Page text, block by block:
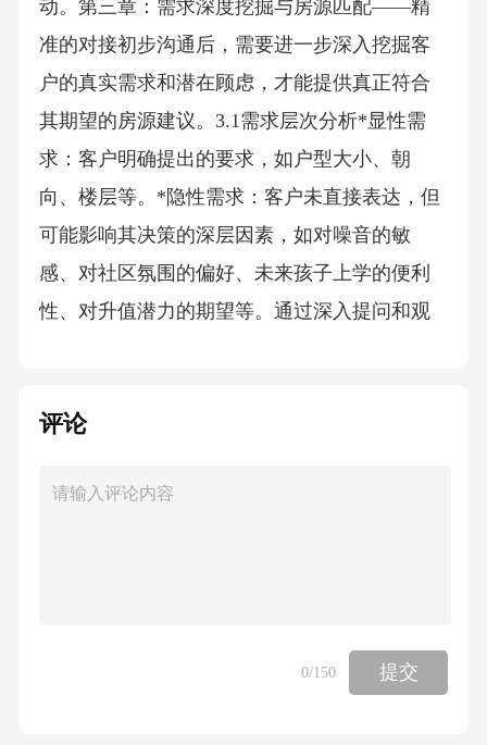
动。第三章：需求深度挖掘与房源匹配——精
准的对接初步沟通后，需要进一步深入挖掘客
户的真实需求和潜在顾虑，才能提供真正符合
其期望的房源建议。3.1需求层次分析*显性需
求：客户明确提出的要求，如户型大小、朝
向、楼层等。*隐性需求：客户未直接表达，但
可能影响其决策的深层因素，如对噪音的敏
感、对社区氛围的偏好、未来孩子上学的便利
性、对升值潜力的期望等。通过深入提问和观
询问可接受的总价范围、首付能力、贷款意向
可承受范围内。3.2房源筛选与推荐策略*精准匹
优势：针对每套推荐房源，清晰阐述其独特优
势、与客户需求的契合点，以及与其他房源的
评论
0/150 提交